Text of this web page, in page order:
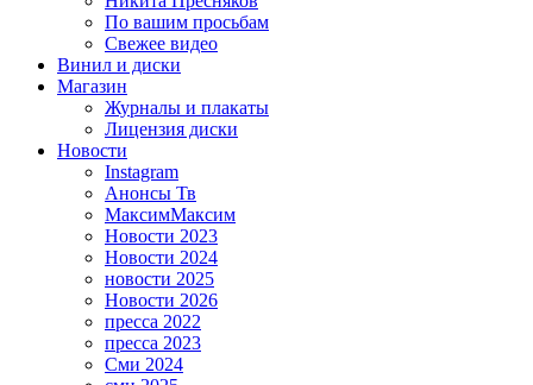
По вашим просьбам
Свежее видео
Винил и диски
Магазин
Журналы и плакаты
Лицензия диски
Новости
Instagram
Анонсы Тв
МаксимМаксим
Новости 2023
Новости 2024
новости 2025
Новости 2026
пресса 2022
пресса 2023
Сми 2024